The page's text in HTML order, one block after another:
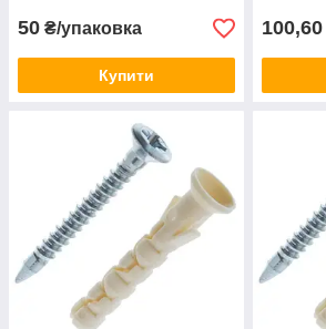
50 ₴/упаковка
Купити
100,60